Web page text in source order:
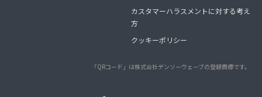
カスタマーハラスメントに対する考え
方
クッキーポリシー
「QRコード」は株式会社デンソーウェーブの登録商標です。